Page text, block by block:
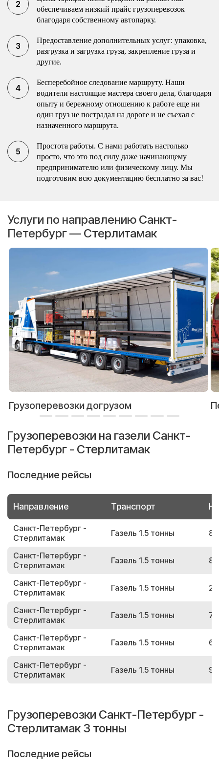
обеспечиваем низкий прайс грузоперевозок
благодаря собственному автопарку.
Предоставление дополнительных услуг: упаковка,
разгрузка и загрузка груза, закрепление груза и
другие.
Бесперебойное следование маршруту. Наши
водители настоящие мастера своего дела, благодаря
опыту и бережному отношению к работе еще ни
один груз не пострадал на дороге и не съехал с
назначенного маршрута.
Простота работы. С нами работать настолько
просто, что это под силу даже начинающему
предпринимателю или физическому лицу. Мы
подготовим всю документацию бесплатно за вас!
Услуги по направлению Санкт-
Петербург — Стерлитамак
Грузоперевозки догрузом
Грузоперевозки на газели Санкт-
Петербург - Стерлитамак
Последние рейсы
Направление Транспорт
Санкт-Петербург -
Стерлитамак
Газель 1.5 тонны
Санкт-Петербург -
Стерлитамак
Газель 1.5 тонны
Санкт-Петербург -
Стерлитамак
Газель 1.5 тонны
Санкт-Петербург -
Стерлитамак
Газель 1.5 тонны
Санкт-Петербург -
Стерлитамак
Газель 1.5 тонны
Санкт-Петербург -
Стерлитамак
Газель 1.5 тонны
Грузоперевозки Санкт-Петербург -
Стерлитамак 3 тонны
Последние рейсы